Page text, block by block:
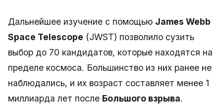
Дальнейшее изучение с помощью James Webb
Space Telescope (JWST) позволило сузить
выбор до 70 кандидатов, которые находятся на
пределе космоса. Большинство из них ранее не
наблюдались, и их возраст составляет менее 1
миллиарда лет после Большого взрыва.